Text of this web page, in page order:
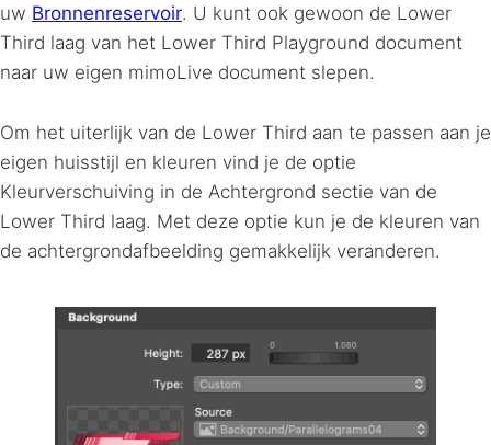
uw Bronnenreservoir. U kunt ook gewoon de Lower
Third laag van het Lower Third Playground document
naar uw eigen mimoLive document slepen.
Om het uiterlijk van de Lower Third aan te passen aan je
eigen huisstijl en kleuren vind je de optie
Kleurverschuiving in de Achtergrond sectie van de
Lower Third laag. Met deze optie kun je de kleuren van
de achtergrondafbeelding gemakkelijk veranderen.